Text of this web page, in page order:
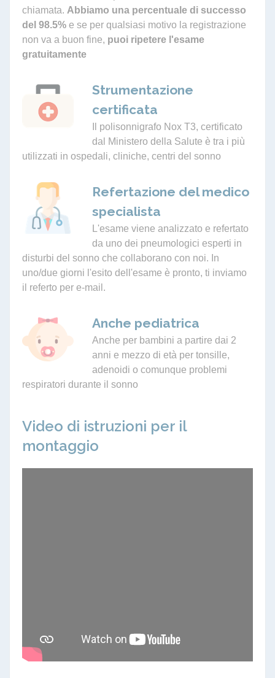
chiamata. Abbiamo una percentuale di successo
del 98.5% e se per qualsiasi motivo la registrazione
non va a buon fine, puoi ripetere l'esame
gratuitamente
Strumentazione
certificata
Il polisonnigrafo Nox T3, certificato
dal Ministero della Salute è tra i più
utilizzati in ospedali, cliniche, centri del sonno
Refertazione del medico
specialista
L'esame viene analizzato e refertato
da uno dei pneumologici esperti in
disturbi del sonno che collaborano con noi. In
uno/due giorni l'esito dell'esame è pronto, ti inviamo
il referto per e-mail.
Anche pediatrica
Anche per bambini a partire dai 2
anni e mezzo di età per tonsille,
adenoidi o comunque problemi
respiratori durante il sonno
Video di istruzioni per il
montaggio